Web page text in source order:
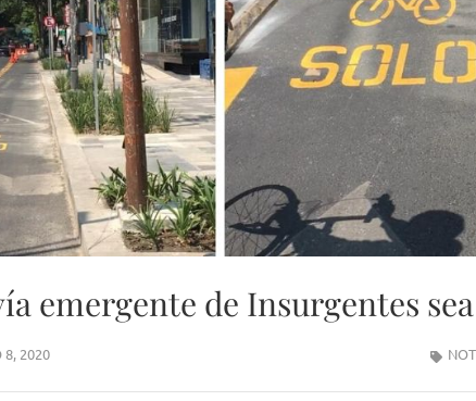
emergente de Insurgentes
8, 2020